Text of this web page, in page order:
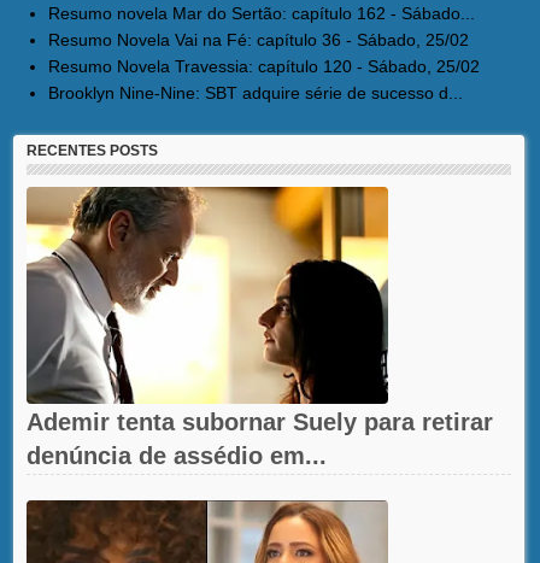
Resumo novela Mar do Sertão: capítulo 162 - Sábado...
Resumo Novela Vai na Fé: capítulo 36 - Sábado, 25/02
Resumo Novela Travessia: capítulo 120 - Sábado, 25/02
Brooklyn Nine-Nine: SBT adquire série de sucesso d...
RECENTES POSTS
Ademir tenta subornar Suely para retirar
denúncia de assédio em...